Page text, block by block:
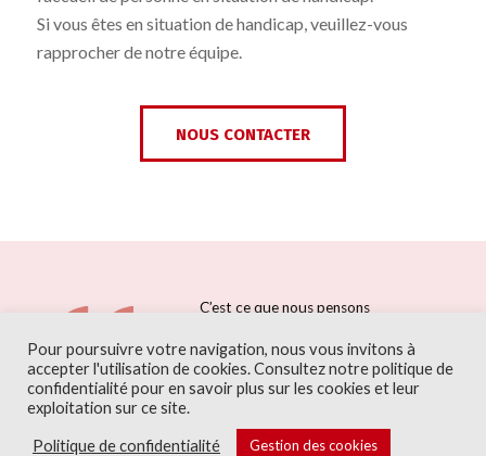
Si vous êtes en situation de handicap, veuillez-vous
rapprocher de notre équipe.
NOUS CONTACTER
C’est ce que nous pensons
empêche souvent
d’apprendre.
GASTON BACHELARD
Pour poursuivre votre navigation, nous vous invitons à
accepter l'utilisation de cookies. Consultez notre politique de
confidentialité pour en savoir plus sur les cookies et leur
exploitation sur ce site.
Politique de confidentialité Gestion des cookies